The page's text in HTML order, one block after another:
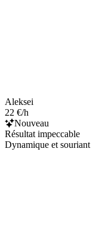
Aleksei
22 €/h
Nouveau
Résultat impeccable
Dynamique et souriant